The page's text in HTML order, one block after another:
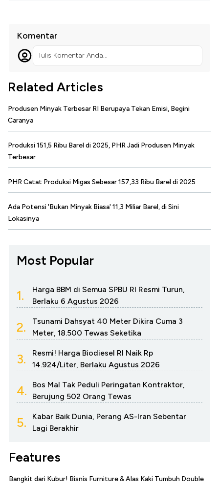
Komentar
Tulis Komentar Anda...
Related Articles
Produsen Minyak Terbesar RI Berupaya Tekan Emisi, Begini
Caranya
Produksi 151,5 Ribu Barel di 2025, PHR Jadi Produsen Minyak
Terbesar
PHR Catat Produksi Migas Sebesar 157,33 Ribu Barel di 2025
Ada Potensi 'Bukan Minyak Biasa' 11,3 Miliar Barel, di Sini
Lokasinya
Most Popular
1.
Harga BBM di Semua SPBU RI Resmi Turun,
Berlaku 6 Agustus 2026
2.
Tsunami Dahsyat 40 Meter Dikira Cuma 3
Meter, 18.500 Tewas Seketika
3.
Resmi! Harga Biodiesel RI Naik Rp
14.924/Liter, Berlaku Agustus 2026
4.
Bos Mal Tak Peduli Peringatan Kontraktor,
Berujung 502 Orang Tewas
5.
Kabar Baik Dunia, Perang AS-Iran Sebentar
Lagi Berakhir
Features
Bangkit dari Kubur! Bisnis Furniture & Alas Kaki Tumbuh Double